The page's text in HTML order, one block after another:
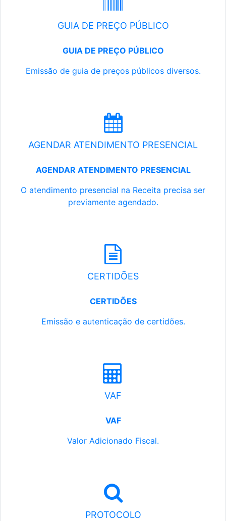
GUIA DE PREÇO PÚBLICO
GUIA DE PREÇO PÚBLICO
Emissão de guia de preços públicos diversos.
AGENDAR ATENDIMENTO PRESENCIAL
AGENDAR ATENDIMENTO PRESENCIAL
O atendimento presencial na Receita precisa ser
previamente agendado.
CERTIDÕES
CERTIDÕES
Emissão e autenticação de certidões.
VAF
VAF
Valor Adicionado Fiscal.
PROTOCOLO